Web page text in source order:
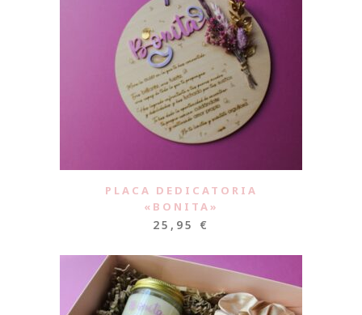
PLACA DEDICATORIA
«BONITA»
25,95 €